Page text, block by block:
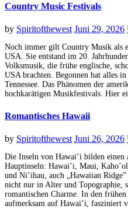
Country Music Festivals
by Spiritofthewest Juni 29, 2026
Noch immer gilt Country Musik als
USA. Sie entstand im 20.
Volksmusik, die frühe englische,
USA brachten. Begonnen hat alles
Tennessee. Das Phänomen der
hochkarätigen Musikfestivals. Hier
Romantisches Hawaii
by Spiritofthewest Juni 26, 2026
Die Inseln von Hawai’i bilden einen
Hauptinseln: Hawai’i, Maui,
und Ni’ihau, auch „Hawaiian
nicht nur in Alter und Topographie,
romantischen Charme. In den
aufmerksam auf Hawai’i, fasziniert